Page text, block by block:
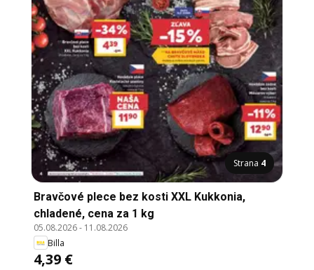
Strana 4
Bravčové plece bez kosti XXL Kukkonia,
chladené, cena za 1 kg
05.08.2026- 11.08.2026
Billa
4,39 €